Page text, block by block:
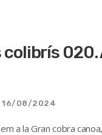
16/08/2024
a la Gran cobra